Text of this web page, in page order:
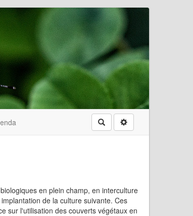
Rechercher
en plein champ, en interculture
de la culture suivante. Ces
sur l'utilisation des couverts végétaux en